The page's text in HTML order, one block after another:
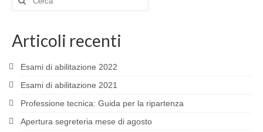
Articoli recenti
Esami di abilitazione 2022
Esami di abilitazione 2021
Professione tecnica: Guida per la ripartenza
Apertura segreteria mese di agosto